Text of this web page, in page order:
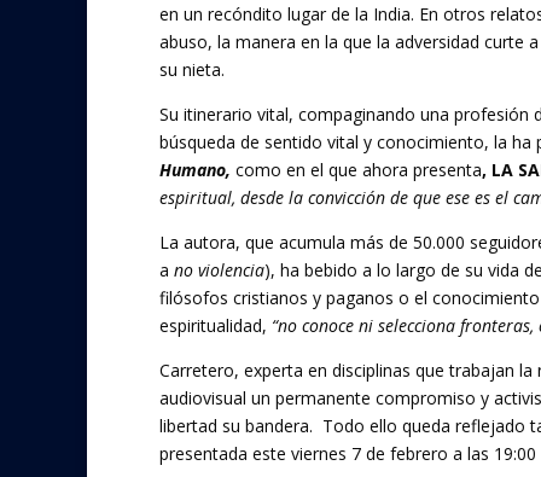
en un recóndito lugar de la India. En otros
abuso, la manera en la que la adversidad curte
su nieta.
Su itinerario vital, compaginando una
búsqueda de sentido vital y conocimiento, la
Humano, como en el que ahora presenta, LA
espiritual, desde la convicción de que ese es el
La autora, que acumula más de 50.000
a no violencia), ha bebido a lo largo de su vida
filósofos cristianos y paganos o el
espiritualidad, “no conoce ni selecciona
Carretero, experta en disciplinas que trabajan
audiovisual un permanente compromiso y
libertad su bandera. Todo ello queda reflejado
presentada este viernes 7 de febrero a las 19:00